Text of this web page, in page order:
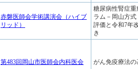
赤磐医師会学術講演会（ハイブ
リッド）
糖尿病性腎症
ラム－岡山方
評価と令和7年
き
第483回岡山市医師会内科医会 がん免疫療法の